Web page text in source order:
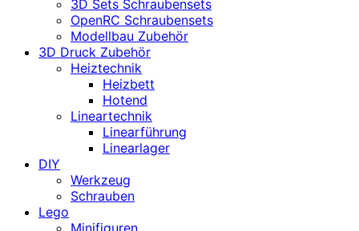
3D Sets Schraubensets
OpenRC Schraubensets
Modellbau Zubehör
3D Druck Zubehör
Heiztechnik
Heizbett
Hotend
Lineartechnik
Linearführung
Linearlager
DIY
Werkzeug
Schrauben
Lego
Minifiguren